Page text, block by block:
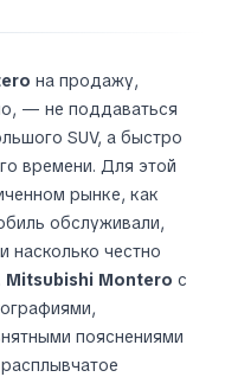
на продажу,
— не поддаваться
SUV, а быстро
времени. Для этой
рынке, как
обслуживали,
насколько честно
Mitsubishi Montero с
пояснениями